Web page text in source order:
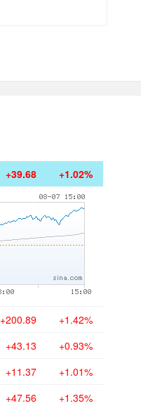
+39.68 +1.02%
+200.89 +1.42%
+43.13 +0.93%
+11.37 +1.01%
+47.56 +1.35%